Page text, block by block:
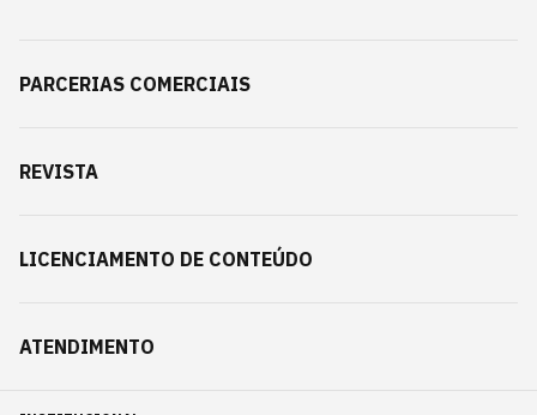
PARCERIAS COMERCIAIS
REVISTA
LICENCIAMENTO DE CONTEÚDO
ATENDIMENTO